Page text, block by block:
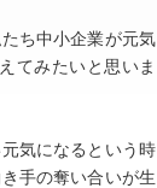
ち中小企業が元気
てみたいと思いま
気になるという時
手の奪い合いが生